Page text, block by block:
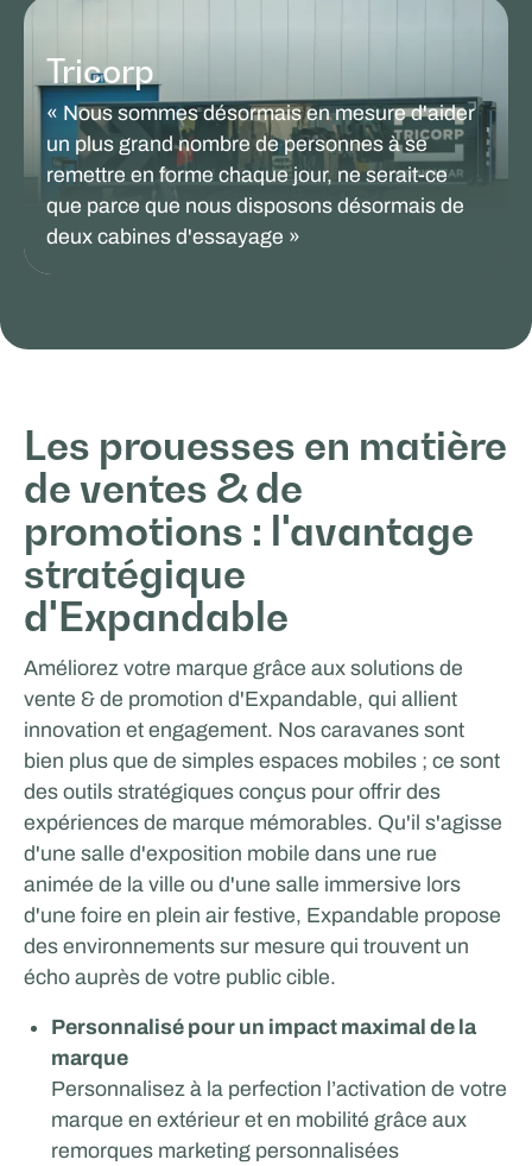
Tricorp
« Nous sommes désormais en mesure d'aider
un plus grand nombre de personnes à se
remettre en forme chaque jour, ne serait-ce
que parce que nous disposons désormais de
deux cabines d'essayage »
Les prouesses en matière
de ventes & de
promotions : l'avantage
stratégique
d'Expandable
Améliorez votre marque grâce aux solutions de
vente & de promotion d'Expandable, qui allient
innovation et engagement. Nos caravanes sont
bien plus que de simples espaces mobiles ; ce sont
des outils stratégiques conçus pour offrir des
expériences de marque mémorables. Qu'il s'agisse
d'une salle d'exposition mobile dans une rue
animée de la ville ou d'une salle immersive lors
d'une foire en plein air festive, Expandable propose
des environnements sur mesure qui trouvent un
écho auprès de votre public cible.
Personnalisé pour un impact maximal de la
marque
Personnalisez à la perfection l’activation de votre
marque en extérieur et en mobilité grâce aux
remorques marketing personnalisées